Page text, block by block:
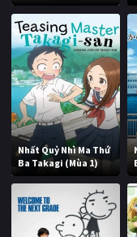
Nhất Quỷ Nhì Ma Thứ
Ba Takagi (Mùa 1)